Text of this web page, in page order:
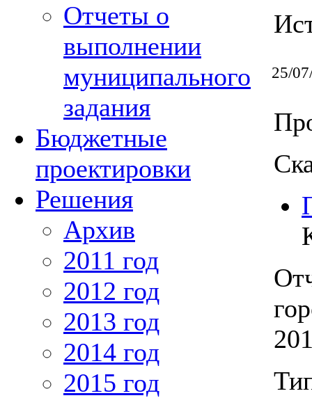
Отчеты о
выполнении
муниципального
задания
Бюджетные
проектировки
Решения
Архив
2011 год
2012 год
2013 год
2014 год
2015 год
25/